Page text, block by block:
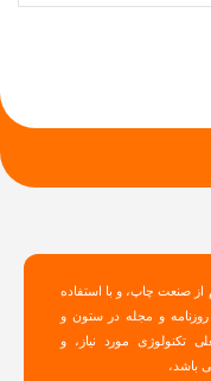
از صنعت چاپ، و با استفاده
و مجله در ستون و
تکنولوژی مورد نیاز، و
باشد،